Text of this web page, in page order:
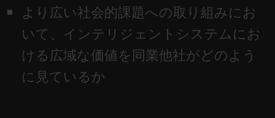
より広い社会的課題への取り組みにお
いて、インテリジェントシステムにお
ける広域な価値を同業他社がどのよう
に見ているか